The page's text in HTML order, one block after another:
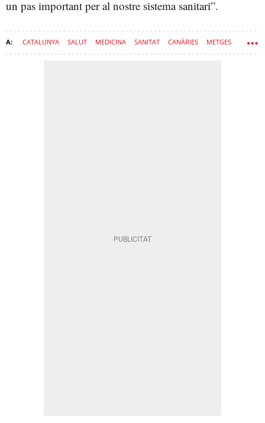
un pas important per al nostre sistema sanitari”.
CATALUNYA SALUT MEDICINA SANITAT CANÀRIES METGES